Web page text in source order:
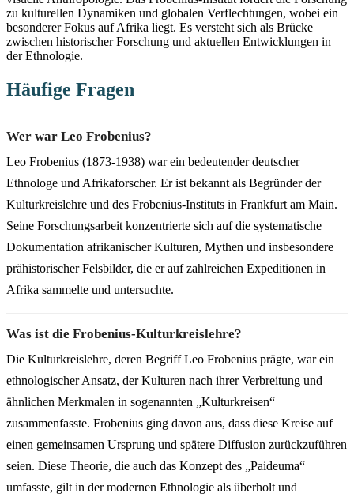
zu kulturellen Dynamiken und globalen Verflechtungen, wobei ein
besonderer Fokus auf Afrika liegt. Es versteht sich als Brücke
zwischen historischer Forschung und aktuellen Entwicklungen in
der Ethnologie.
Häufige Fragen
Wer war Leo Frobenius?
Leo Frobenius (1873-1938) war ein bedeutender deutscher
Ethnologe und Afrikaforscher. Er ist bekannt als Begründer der
Kulturkreislehre und des Frobenius-Instituts in Frankfurt am Main.
Seine Forschungsarbeit konzentrierte sich auf die systematische
Dokumentation afrikanischer Kulturen, Mythen und insbesondere
prähistorischer Felsbilder, die er auf zahlreichen Expeditionen in
Afrika sammelte und untersuchte.
Was ist die Frobenius-Kulturkreislehre?
Die Kulturkreislehre, deren Begriff Leo Frobenius prägte, war ein
ethnologischer Ansatz, der Kulturen nach ihrer Verbreitung und
ähnlichen Merkmalen in sogenannten „Kulturkreisen“
zusammenfasste. Frobenius ging davon aus, dass diese Kreise auf
einen gemeinsamen Ursprung und spätere Diffusion zurückzuführen
seien. Diese Theorie, die auch das Konzept des „Paideuma“
umfasste, gilt in der modernen Ethnologie als überholt und